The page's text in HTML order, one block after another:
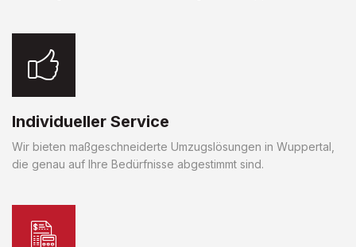
Individueller Service
Wir bieten maßgeschneiderte Umzugslösungen in Wuppertal,
die genau auf Ihre Bedürfnisse abgestimmt sind.